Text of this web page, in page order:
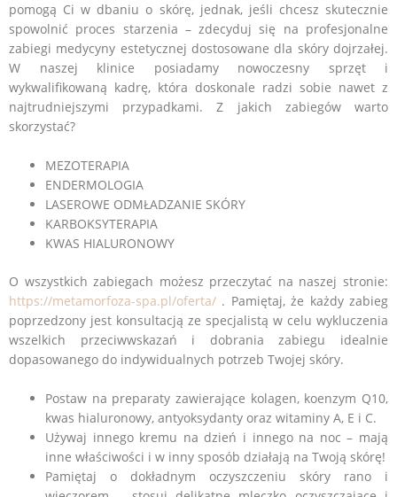
pomogą Ci w dbaniu o skórę, jednak, jeśli chcesz skutecznie
spowolnić proces starzenia – zdecyduj się na profesjonalne
zabiegi medycyny estetycznej dostosowane dla skóry dojrzałej.
W naszej klinice posiadamy nowoczesny sprzęt i
wykwalifikowaną kadrę, która doskonale radzi sobie nawet z
najtrudniejszymi przypadkami. Z jakich zabiegów warto
skorzystać?
MEZOTERAPIA
ENDERMOLOGIA
LASEROWE ODMŁADZANIE SKÓRY
KARBOKSYTERAPIA
KWAS HIALURONOWY
O wszystkich zabiegach możesz przeczytać na naszej stronie:
https://metamorfoza-spa.pl/oferta/ . Pamiętaj, że każdy zabieg
poprzedzony jest konsultacją ze specjalistą w celu wykluczenia
wszelkich przeciwwskazań i dobrania zabiegu idealnie
dopasowanego do indywidualnych potrzeb Twojej skóry.
Postaw na preparaty zawierające kolagen, koenzym Q10,
kwas hialuronowy, antyoksydanty oraz witaminy A, E i C.
Używaj innego kremu na dzień i innego na noc – mają
inne właściwości i w inny sposób działają na Twoją skórę!
Pamiętaj o dokładnym oczyszczeniu skóry rano i